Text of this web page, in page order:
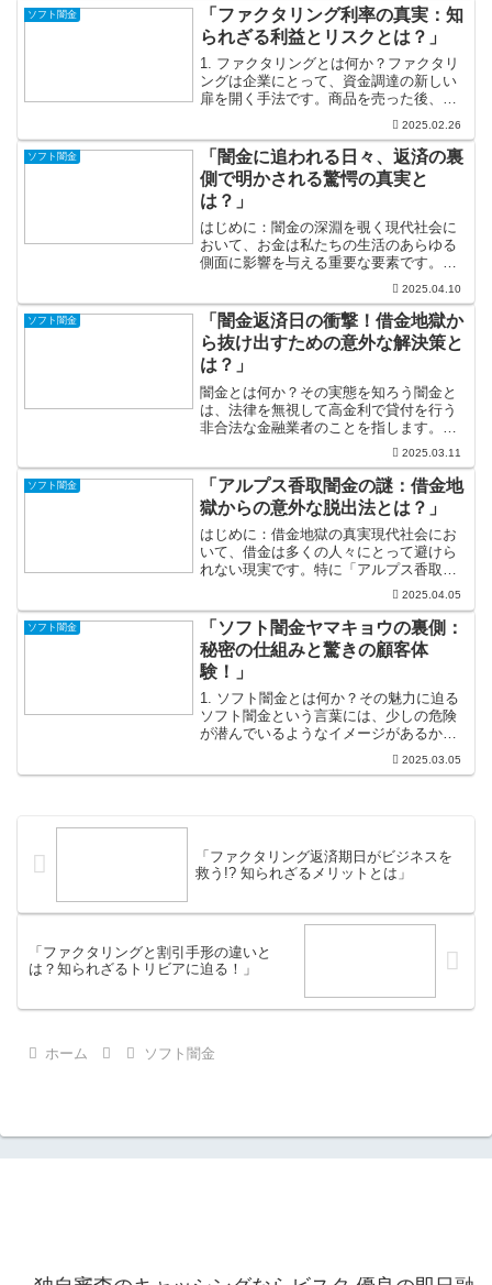
のです。しかし、その実態は意外と知ら
れておらず、ただの資金調...
ソフト闇金
「ファクタリング利率の真実：知
られざる利益とリスクとは？」
1. ファクタリングとは何か？ファクタリ
ングは企業にとって、資金調達の新しい
扉を開く手法です。商品を売った後、顧
客からの支払いを待つ間、キャッシュフ
ローが厳しくなることがありますよね。
この時にファクタリングを利用すると、
売掛金を金融機関や専...
2025.02.26
ソフト闇金
「闇金に追われる日々、返済の裏
側で明かされる驚愕の真実と
は？」
はじめに：闇金の深淵を覗く現代社会に
おいて、お金は私たちの生活のあらゆる
側面に影響を与える重要な要素です。し
かし、そのお金が時には私たちを窮地に
追い込む場合もあります。闇金、つまり
違法な金利でお金を貸し付ける業者の存
在は、特に危険です。彼ら...
2025.04.10
ソフト闇金
「闇金返済日の衝撃！借金地獄か
ら抜け出すための意外な解決策と
は？」
闇金とは何か？その実態を知ろう闇金と
は、法律を無視して高金利で貸付を行う
非合法な金融業者のことを指します。普
通の金融機関では想像できない異常な金
利が課され、借り手は容易に返済困難な
状況に陥ります。ここから「借金地獄」
が始まるのです。多くの人...
2025.03.11
ソフト闇金
「アルプス香取闇金の謎：借金地
獄からの意外な脱出法とは？」
はじめに：借金地獄の真実現代社会にお
いて、借金は多くの人々にとって避けら
れない現実です。特に「アルプス香取」
と呼ばれる地域では、借金の問題が深刻
た地域では、観光業や地元産業が盛んな
一方で、経済的な安定を得...
2025.04.05
ソフト闇金
「ソフト闇金ヤマキョウの裏側：
秘密の仕組みと驚きの顧客体
験！」
1. ソフト闇金とは何か？その魅力に迫る
ソフト闇金という言葉には、少しの危険
が潜んでいるようなイメージがあるかも
しれませんが、実はこれが意外な魅力を
持っていることをご存知ですか？通常の
2025.03.05
「ファクタリング返済期日がビジネスを
救う!? 知られざるメリットとは」
「ファクタリングと割引手形の違いと
は？知られざるトリビアに迫る！」
ホーム ソフト闇金